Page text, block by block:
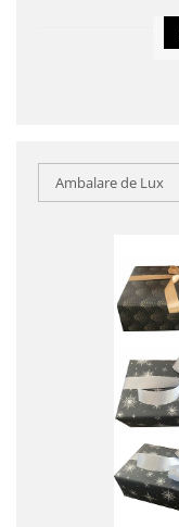
Ambalare de Lux